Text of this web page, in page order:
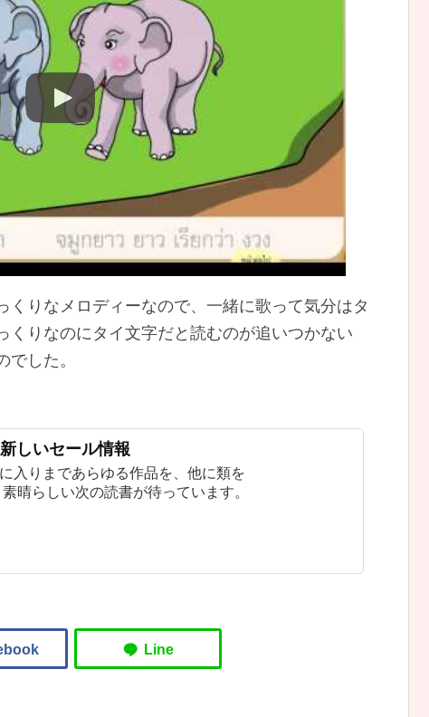
くりなメロディーなので、一緒に歌って気分はタ
くりなのにタイ文字だと読むのが追いつかない
した。
しいセール情報
入りまであらゆる作品を、他に類を
晴らしい次の読書が待っています。